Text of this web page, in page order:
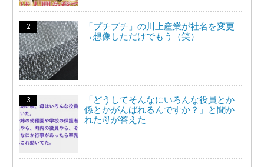
「プチプチ」の川上産業が社名を変更
→想像しただけでもう（笑）
「どうしてそんなにいろんな役員とか
係とかがんばれるんですか？」と聞か
れた母が答えた